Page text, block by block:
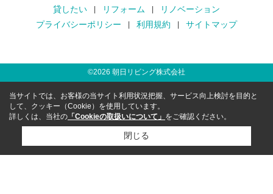
貸したい
リフォーム
リノベーション
プライバシーポリシー
利用規約 サイトマップ
©2026 朝日リビング株式会社
当サイトでは、お客様の当サイト利用状況把握、サービス向上検討を目的と
して、クッキー（Cookie）を使用しています。
詳しくは、当社の 「Cookieの取扱いについて」 をご確認ください。
閉じる